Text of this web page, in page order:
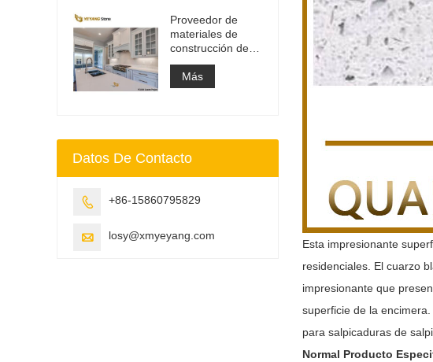
Esta impresionante
residenciales. El cuarzo
impresionante que
superficie de la
para salpicaduras de
Normal Producto
trabajo
Proveedor de
materiales de
construcción de
superficie sólida
de piedra de
cuarzo artificial
Más
Datos De Contacto
 +86-15860795829
 losy@xmyeyang.com